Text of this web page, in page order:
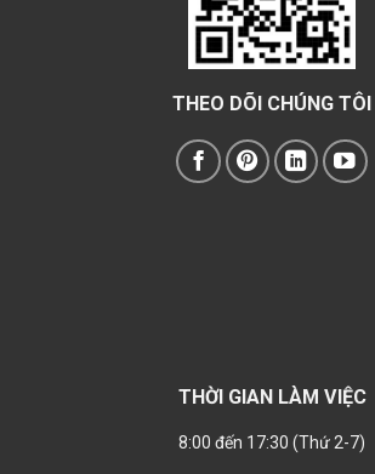
THEO DÕI CHÚNG TÔI
THỜI GIAN LÀM VIỆC
8:00 đến 17:30 (Thứ 2-7)